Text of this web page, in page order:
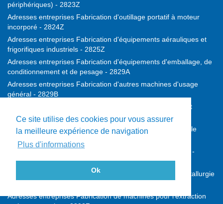
Ce site utilise des cookies pour vous assurer
la meilleure expérience de navigation
Plus d'informations
Ok
périphériques) - 2823Z
Adresses entreprises Fabrication d'outillage portatif à moteur
incorporé - 2824Z
Adresses entreprises Fabrication d'équipements aérauliques et
frigorifiques industriels - 2825Z
Adresses entreprises Fabrication d'équipements d'emballage, de
conditionnement et de pesage - 2829A
Adresses entreprises Fabrication d'autres machines d'usage
général - 2829B
Adresses entreprises Fabrication de machines agricoles et
forestières - 2830Z
Adresses entreprises Fabrication de machines-outils pour le
Adresses entreprises Fabrication d'autres machines-outils -
2849Z
Adresses entreprises Fabrication de machines pour la métallurgie
Adresses entreprises Fabrication de machines pour l'extraction